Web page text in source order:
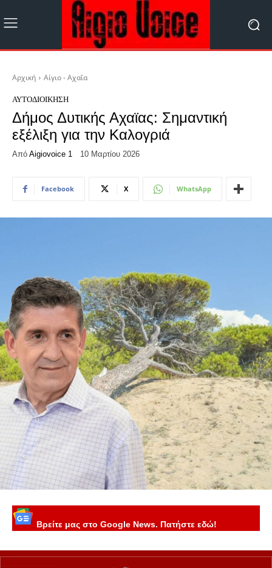
Αρχική Αίγιο - Αχαΐα
ΑΥΤΟΔΙΟΊΚΗΣΗ
Δήμος Δυτικής Αχαϊας: Σημαντική
εξέλιξη για την Καλογριά
Από Aigiovoice 1 10 Μαρτίου 2026
Facebook X WhatsApp
Βρείτε μας στο Google News. Πατήστε εδώ!